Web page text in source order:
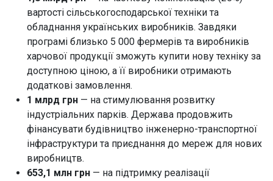
вартості сільськогосподарської техніки та
обладнання українських виробників. Завдяки
програмі близько 5 000 фермерів та виробників
харчової продукції зможуть купити нову техніку за
доступною ціною, а її виробники отримають
додаткові замовлення.
1 млрд грн — на стимулювання розвитку
індустріальних парків. Держава продовжить
фінансувати будівництво інженерно-транспортної
інфраструктури та приєднання до мереж для нових
виробництв.
653,1 млн грн — на підтримку реалізації